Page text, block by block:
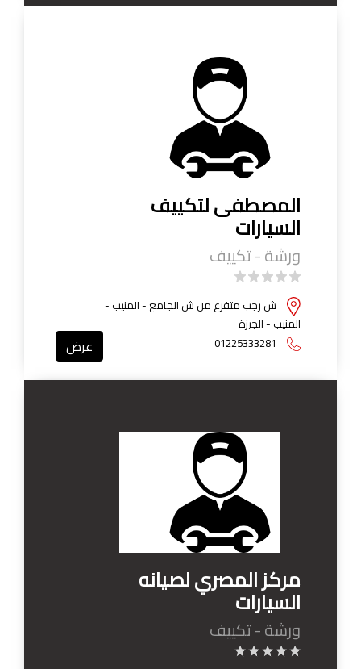
المصطفى لتكييف
السيارات
ورشة - تكييف
ش رجب متفرع من ش الجامع - المنيب -
المنيب - الجيزة
01225333281
عرض
مركز المصري لصيانه
السيارات
ورشة - تكييف